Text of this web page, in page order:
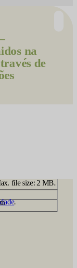
na
de
file size: 2 MB.
.